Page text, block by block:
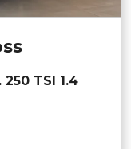
250 TSI 1.4